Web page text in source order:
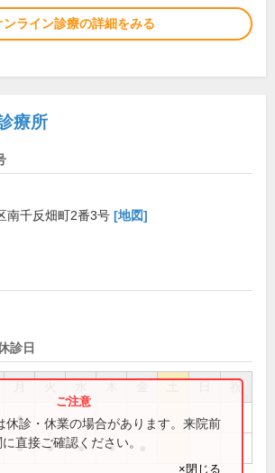
ンライン診療の詳細をみる
療所
南千反畑町2番3号 [地図]
診日
祝
●
● ● ● ●
休診・休業の場合があります。来院前
直接ご確認ください。
×閉じる